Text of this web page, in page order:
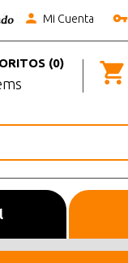
Mi Cuenta
(0)